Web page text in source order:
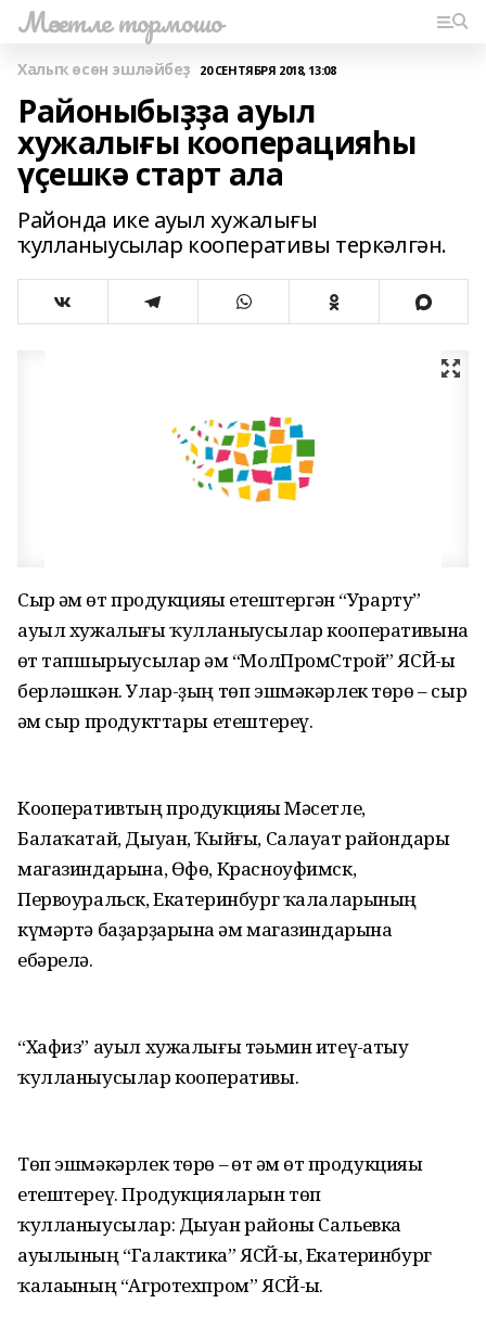
Мәсетле тормошо
Халыҡ өсөн эшләйбеҙ 20 СЕНТЯБРЯ 2018, 13:08
Районыбыҙҙа ауыл
хужалығы кооперацияһы
үҫешкә старт ала
Районда ике ауыл хужалығы
ҡулланыусылар кооперативы теркәлгән.
Сыр һәм һөт продукцияһы етештергән “Урарту”
ауыл хужалығы ҡулланыусылар кооперативына
һөт тапшырыусылар һәм “МолПромСтрой” ЯСЙ-һы
берләшкән. Улар-ҙың төп эшмәкәрлек төрө – сыр
һәм сыр продукттары етештереү.
Кооперативтың продукцияһы Мәсетле,
Балаҡатай, Дыуан, Ҡыйғы, Салауат райондары
магазиндарына, Өфө, Красноуфимск,
Первоуральск, Екатеринбург ҡалаларының
күмәртә баҙарҙарына һәм магазиндарына
ебәрелә.
“Хафиз” ауыл хужалығы тәьмин итеү-һатыу
ҡулланыусылар кооперативы.
Төп эшмәкәрлек төрө – һөт һәм һөт продукцияһы
етештереү. Продукцияларын төп
ҡулланыусылар: Дыуан районы Сальевка
ауылының “Галактика” ЯСЙ-һы, Екатеринбург
ҡалаһының “Агротехпром” ЯСЙ-һы.